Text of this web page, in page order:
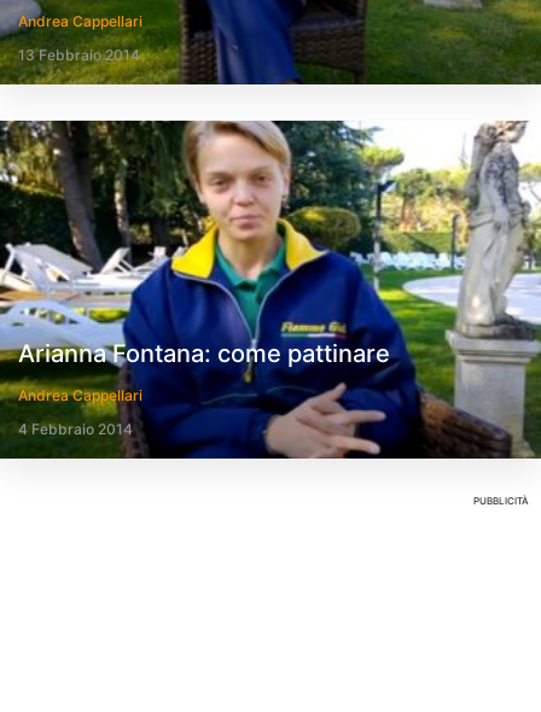
Andrea Cappellari
13 Febbraio 2014
Arianna Fontana: come pattinare
Andrea Cappellari
4 Febbraio 2014
PUBBLICITÀ